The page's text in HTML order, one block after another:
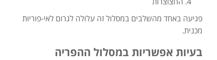
פגיעה באחד מהשלבים במסלול זה עלולה לגרום לאי-פוריות
מכנית.
בעיות אפשריות במסלול ההפריה